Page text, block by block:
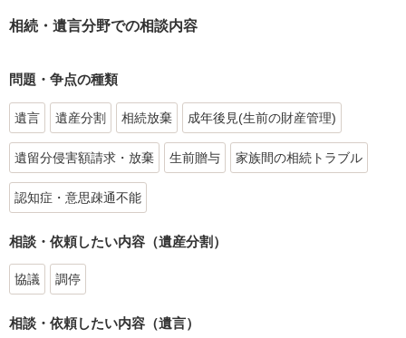
相続・遺言分野での相談内容
問題・争点の種類
遺言 遺産分割 相続放棄 成年後見(生前の財産管理)
遺留分侵害額請求・放棄 生前贈与 家族間の相続トラブル
認知症・意思疎通不能
相談・依頼したい内容（遺産分割）
協議 調停
相談・依頼したい内容（遺言）